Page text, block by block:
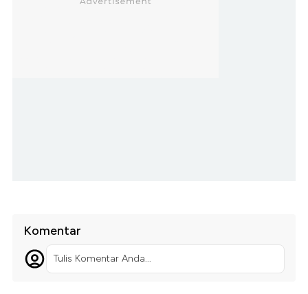
Komentar
Tulis Komentar Anda...